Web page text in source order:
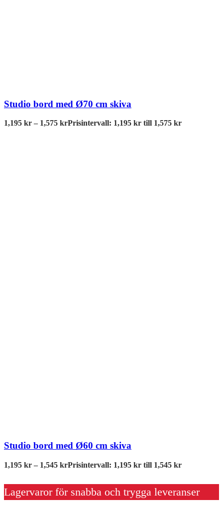
Studio bord med Ø70 cm skiva
1,195 kr – 1,575 krPrisintervall: 1,195 kr till 1,575 kr
Studio bord med Ø60 cm skiva
1,195 kr – 1,545 krPrisintervall: 1,195 kr till 1,545 kr
Lagervaror för snabba och trygga leveranser